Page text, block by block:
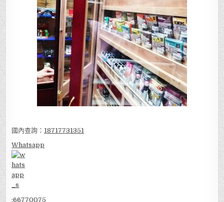
國內查詢： 18717731351
Whatsapp
:66770075